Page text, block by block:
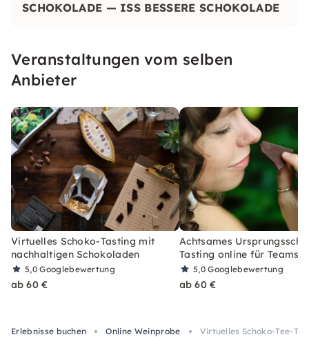
SCHOKOLADE — ISS BESSERE SCHOKOLADE
Veranstaltungen vom selben
Anbieter
Virtuelles Schoko-Tasting mit
nachhaltigen Schokoladen
5,0Googlebewertung
ab 60 €
Achtsames
Tasting online für Teams
5,0Googlebewertung
ab 60 €
Erlebnisse buchen Online Weinprobe
Virtuelles Schoko-Tee-